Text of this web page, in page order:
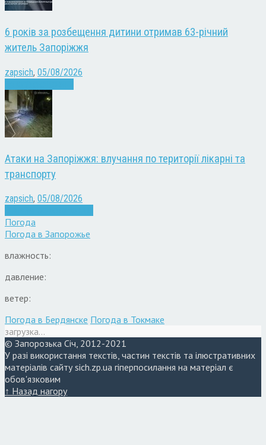
6 років за розбещення дитини отримав 63-річний
житель Запоріжжя
zapsich, 05/08/2026
Атаки на Запоріжжя: влучання по території лікарні та
транспорту
zapsich, 05/08/2026
Погода
Погода в Запорожье
влажность:
давление:
ветер:
Погода в Бердянске Погода в Токмаке
загрузка...
© Запорозька Січ, 2012-2021
У разі використання текстів, частин текстів та ілюстративних
матеріалів сайту sich.zp.ua гіперпосилання на матеріал є
обов'язковим
↑ Назад нагору